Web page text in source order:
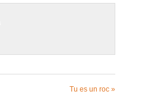
Tu es un roc »